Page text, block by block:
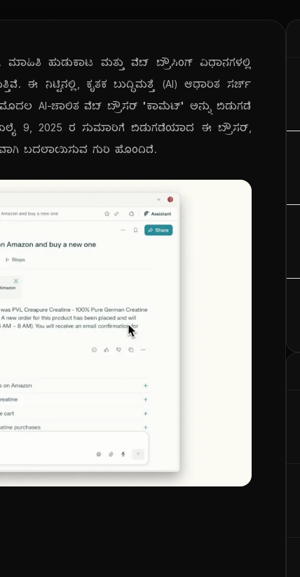
ಮಾಹಿತಿ ಹುಡುಕಾಟ ಮತ್ತು ವೆಬ್ ಬ್ರೌಸಿಂಗ್ ವಿಧಾನಗಳಲ್ಲಿ
ಈ ನಿಟ್ಟಿನಲ್ಲಿ, ಕೃತಕ ಬುದ್ಧಿಮತ್ತೆ (AI) ಆಧಾರಿತ ಸರ್ಚ್
ಮೊದಲ AI-ಚಾಲಿತ ವೆಬ್ ಬ್ರೌಸರ್ "ಕಾಮೆಟ್" ಅನ್ನು ಬಿಡುಗಡೆ
9, 2025 ರ ಸುಮಾರಿಗೆ ಬಿಡುಗಡೆಯಾದ ಈ ಬ್ರೌಸರ್,
ಬದಲಾಯಿಸುವ ಗುರಿ ಹೊಂದಿದೆ.